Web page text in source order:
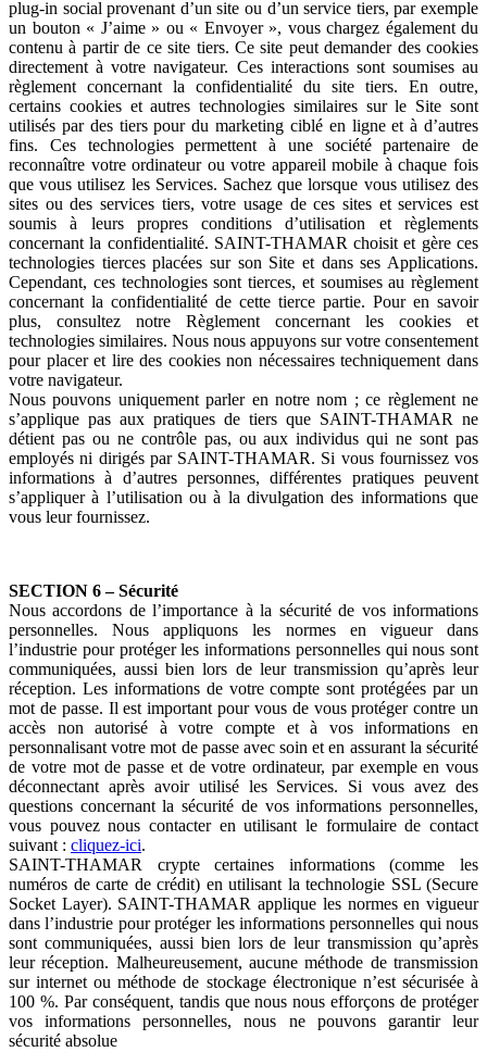
plug-in social provenant d’un site ou d’un service tiers, par exemple
un bouton « J’aime » ou « Envoyer », vous chargez également du
contenu à partir de ce site tiers. Ce site peut demander des cookies
directement à votre navigateur. Ces interactions sont soumises au
règlement concernant la confidentialité du site tiers. En outre,
certains cookies et autres technologies similaires sur le Site sont
utilisés par des tiers pour du marketing ciblé en ligne et à d’autres
fins. Ces technologies permettent à une société partenaire de
reconnaître votre ordinateur ou votre appareil mobile à chaque fois
que vous utilisez les Services. Sachez que lorsque vous utilisez des
sites ou des services tiers, votre usage de ces sites et services est
soumis à leurs propres conditions d’utilisation et règlements
concernant la confidentialité. SAINT-THAMAR choisit et gère ces
technologies tierces placées sur son Site et dans ses Applications.
Cependant, ces technologies sont tierces, et soumises au règlement
concernant la confidentialité de cette tierce partie. Pour en savoir
plus, consultez notre Règlement concernant les cookies et
technologies similaires. Nous nous appuyons sur votre consentement
pour placer et lire des cookies non nécessaires techniquement dans
votre navigateur.
Nous pouvons uniquement parler en notre nom ; ce règlement ne
s’applique pas aux pratiques de tiers que SAINT-THAMAR ne
détient pas ou ne contrôle pas, ou aux individus qui ne sont pas
employés ni dirigés par SAINT-THAMAR. Si vous fournissez vos
informations à d’autres personnes, différentes pratiques peuvent
s’appliquer à l’utilisation ou à la divulgation des informations que
vous leur fournissez.
SECTION 6 – Sécurité
Nous accordons de l’importance à la sécurité de vos informations
personnelles. Nous appliquons les normes en vigueur dans
l’industrie pour protéger les informations personnelles qui nous sont
communiquées, aussi bien lors de leur transmission qu’après leur
réception. Les informations de votre compte sont protégées par un
mot de passe. Il est important pour vous de vous protéger contre un
accès non autorisé à votre compte et à vos informations en
personnalisant votre mot de passe avec soin et en assurant la sécurité
de votre mot de passe et de votre ordinateur, par exemple en vous
déconnectant après avoir utilisé les Services. Si vous avez des
questions concernant la sécurité de vos informations personnelles,
vous pouvez nous contacter en utilisant le formulaire de contact
suivant : cliquez-ici.
SAINT-THAMAR crypte certaines informations (comme les
numéros de carte de crédit) en utilisant la technologie SSL (Secure
Socket Layer). SAINT-THAMAR applique les normes en vigueur
dans l’industrie pour protéger les informations personnelles qui nous
sont communiquées, aussi bien lors de leur transmission qu’après
leur réception. Malheureusement, aucune méthode de transmission
sur internet ou méthode de stockage électronique n’est sécurisée à
100 %. Par conséquent, tandis que nous nous efforçons de protéger
vos informations personnelles, nous ne pouvons garantir leur
sécurité absolue